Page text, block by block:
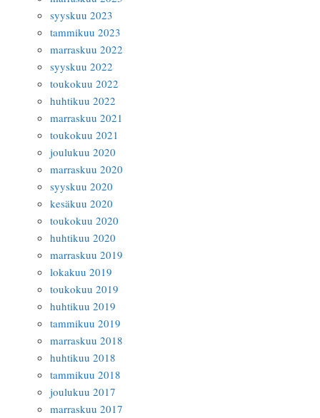
syyskuu 2023
tammikuu 2023
marraskuu 2022
syyskuu 2022
toukokuu 2022
huhtikuu 2022
marraskuu 2021
toukokuu 2021
joulukuu 2020
marraskuu 2020
syyskuu 2020
kesäkuu 2020
toukokuu 2020
huhtikuu 2020
marraskuu 2019
lokakuu 2019
toukokuu 2019
huhtikuu 2019
tammikuu 2019
marraskuu 2018
huhtikuu 2018
tammikuu 2018
joulukuu 2017
marraskuu 2017